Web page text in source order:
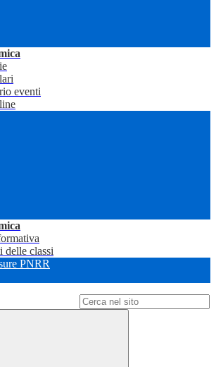
eventi
delle classi
PNRR